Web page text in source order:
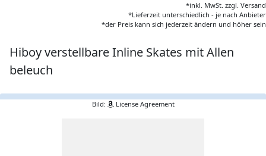
*inkl. MwSt. zzgl. Versand
*Lieferzeit unterschiedlich - je nach Anbieter
*der Preis kann sich jederzeit ändern und höher sein
Hiboy verstellbare Inline Skates mit Allen
beleuch
Bild: License Agreement